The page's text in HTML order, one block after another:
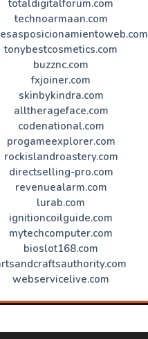
totaldigitalforum.com
technoarmaan.com
tonybestcosmetics.com
buzznc.com
fxjoiner.com
skinbykindra.com
alltherageface.com
codenational.com
progameexplorer.com
rockislandroastery.com
directselling-pro.com
revenuealarm.com
lurab.com
ignitioncoilguide.com
mytechcomputer.com
bioslot168.com
webservicelive.com